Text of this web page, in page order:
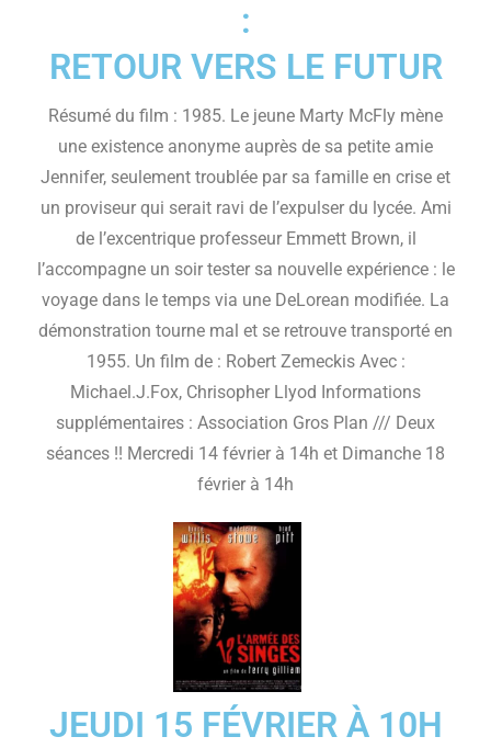
:
RETOUR VERS LE FUTUR
Résumé du film : 1985. Le jeune Marty McFly mène
une existence anonyme auprès de sa petite amie
Jennifer, seulement troublée par sa famille en crise et
un proviseur qui serait ravi de l’expulser du lycée. Ami
de l’excentrique professeur Emmett Brown, il
l’accompagne un soir tester sa nouvelle expérience : le
voyage dans le temps via une DeLorean modifiée. La
démonstration tourne mal et se retrouve transporté en
1955. Un film de : Robert Zemeckis Avec :
Michael.J.Fox, Chrisopher Llyod Informations
supplémentaires : Association Gros Plan /// Deux
séances !! Mercredi 14 février à 14h et Dimanche 18
février à 14h
JEUDI 15 FÉVRIER À 10H